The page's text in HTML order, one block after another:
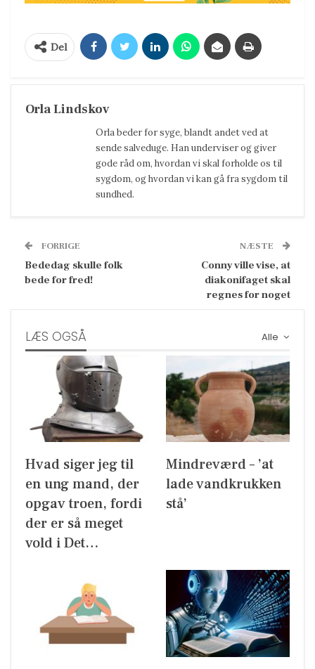
Del
Orla Lindskov
Orla beder for syge, blandt andet ved at
sende salveduge. Han underviser og giver
gode råd om, hvordan vi skal forholde os til
sygdom, og hvordan vi kan gå fra sygdom til
sundhed.
FORRIGE
Bededag skulle folk
bede for fred!
NÆSTE
Conny ville vise, at
diakonifaget skal
regnes for noget
Alle
LÆS OGSÅ
Hvad siger jeg til
en ung mand, der
opgav troen, fordi
der er så meget
vold i Det…
Mindreværd – ’at
lade vandkrukken
stå’